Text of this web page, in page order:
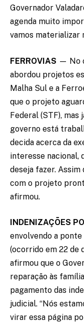
Governador
agenda muito
vamos materializar
FERROVIAS — No
abordou projetos
Malha Sul e a
que o projeto
Federal (STF), mas
governo está
decida acerca da
interesse nacional,
deseja fazer. Assim
com o projeto
afirmou.
INDENIZAÇÕES
envolvendo a
(ocorrido em 22 de
afirmou que o
reparação às
pagamento das
judicial. “Nós
virar essa página